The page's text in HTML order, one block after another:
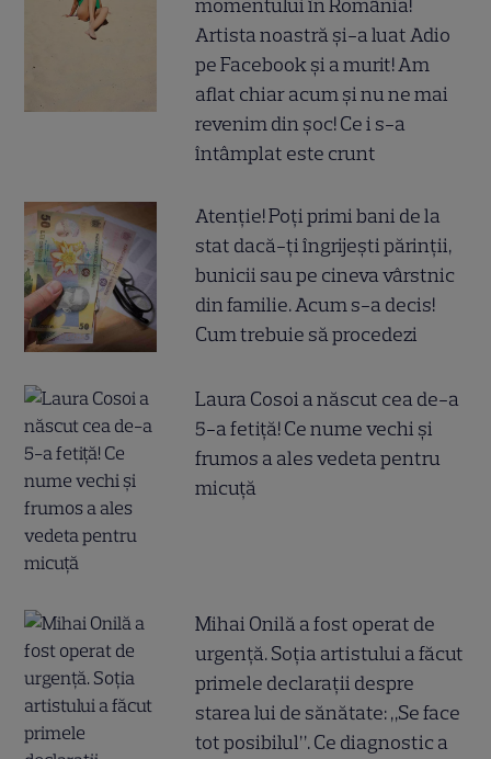
momentului în România!
Artista noastră și-a luat Adio
pe Facebook și a murit! Am
aflat chiar acum și nu ne mai
revenim din șoc! Ce i s-a
întâmplat este crunt
Atenție! Poți primi bani de la
stat dacă-ți îngrijești părinții,
bunicii sau pe cineva vârstnic
din familie. Acum s-a decis!
Cum trebuie să procedezi
Laura Cosoi a născut cea de-a
5-a fetiță! Ce nume vechi și
frumos a ales vedeta pentru
micuță
Mihai Onilă a fost operat de
urgență. Soția artistului a făcut
primele declarații despre
starea lui de sănătate: „Se face
tot posibilul”. Ce diagnostic a